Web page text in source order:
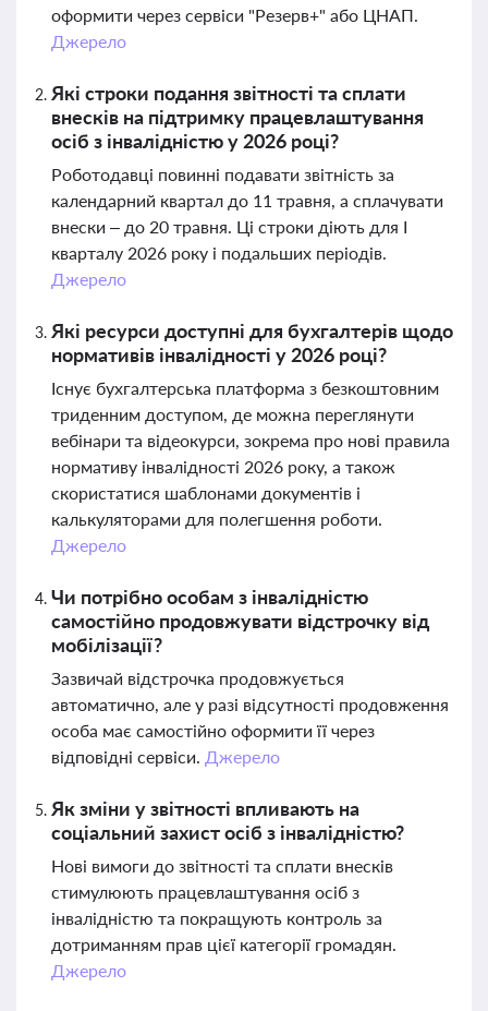
оформити через сервіси "Резерв+" або ЦНАП.
Джерело
Які строки подання звітності та сплати
внесків на підтримку працевлаштування
осіб з інвалідністю у 2026 році?
Роботодавці повинні подавати звітність за
календарний квартал до 11 травня, а сплачувати
внески – до 20 травня. Ці строки діють для І
кварталу 2026 року і подальших періодів.
Джерело
Які ресурси доступні для бухгалтерів щодо
нормативів інвалідності у 2026 році?
Існує бухгалтерська платформа з безкоштовним
триденним доступом, де можна переглянути
вебінари та відеокурси, зокрема про нові правила
нормативу інвалідності 2026 року, а також
скористатися шаблонами документів і
калькуляторами для полегшення роботи.
Джерело
Чи потрібно особам з інвалідністю
самостійно продовжувати відстрочку від
мобілізації?
Зазвичай відстрочка продовжується
автоматично, але у разі відсутності продовження
особа має самостійно оформити її через
відповідні сервіси. Джерело
Як зміни у звітності впливають на
соціальний захист осіб з інвалідністю?
Нові вимоги до звітності та сплати внесків
стимулюють працевлаштування осіб з
інвалідністю та покращують контроль за
дотриманням прав цієї категорії громадян.
Джерело